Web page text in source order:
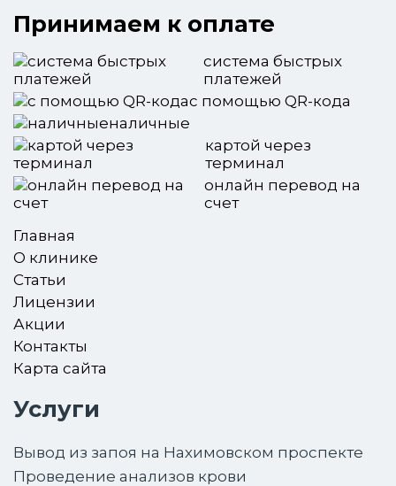
Принимаем к оплате
система быстрых
платежей
с помощью QR-кода
наличные
картой через
терминал
онлайн перевод на
счет
Главная
О клинике
Статьи
Лицензии
Акции
Контакты
Карта сайта
Услуги
Вывод из запоя на Нахимовском проспекте
Проведение анализов крови